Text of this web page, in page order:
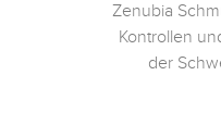
Zenubia
Kontrollen
der